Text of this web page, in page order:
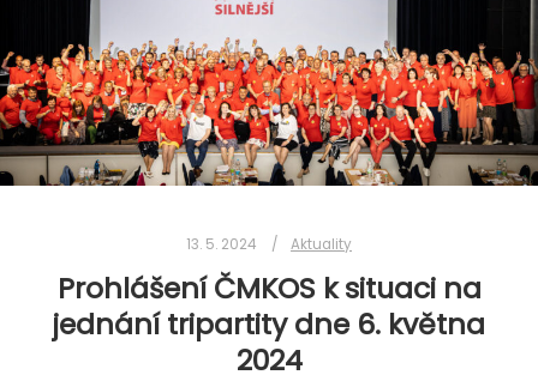
13. 5. 2024 Aktuality
Prohlášení ČMKOS k situaci na
jednání tripartity dne 6. května
2024